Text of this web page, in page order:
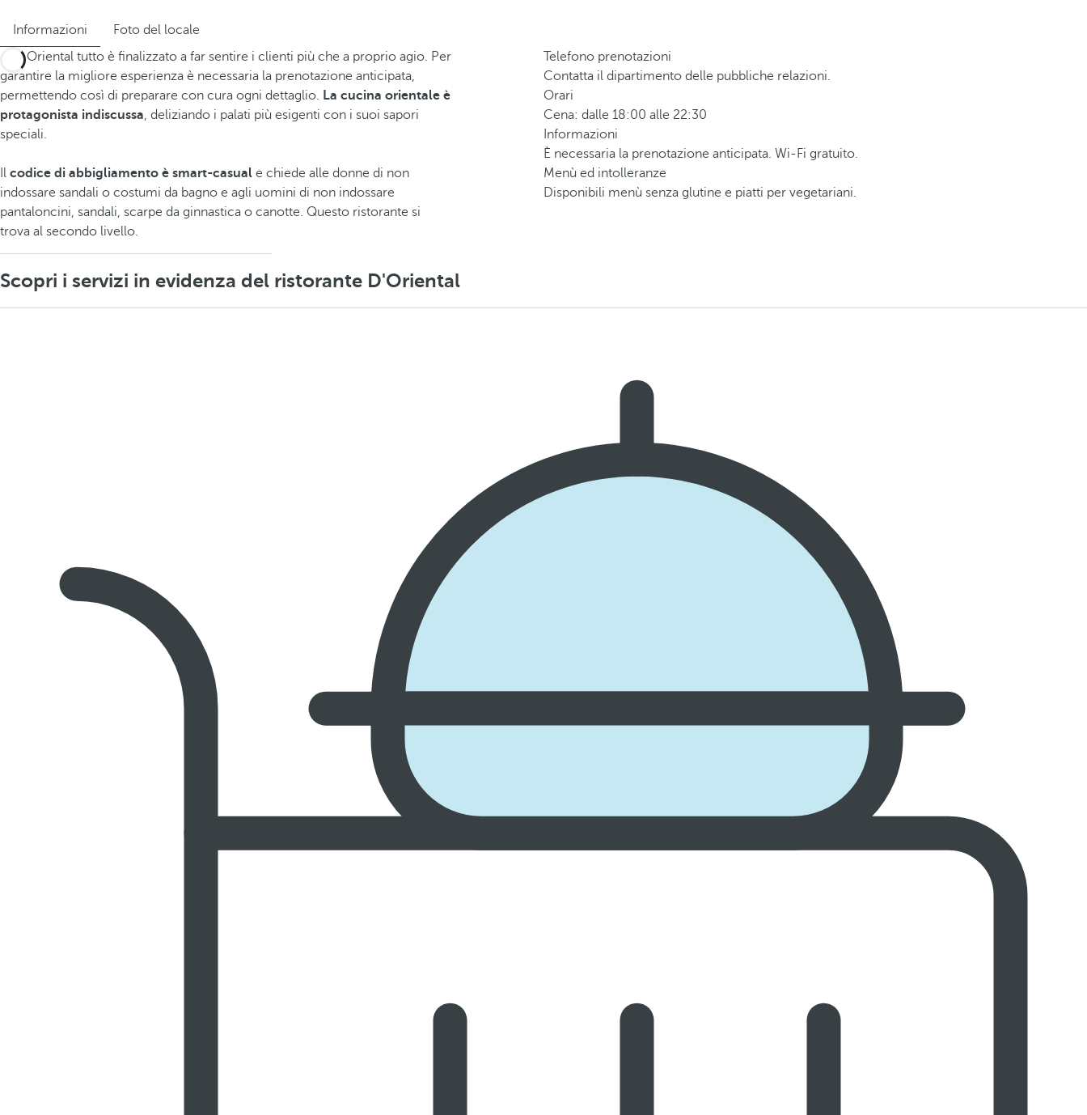
Informazioni
Foto del locale
Al D'Oriental tutto è finalizzato a far sentire i clienti più che a proprio agio. Per
garantire la migliore esperienza è necessaria la prenotazione anticipata,
permettendo così di preparare con cura ogni dettaglio. La cucina orientale è
protagonista indiscussa, deliziando i palati più esigenti con i suoi sapori
speciali.
Il codice di abbigliamento è smart-casual e chiede alle donne di non
indossare sandali o costumi da bagno e agli uomini di non indossare
pantaloncini, sandali, scarpe da ginnastica o canotte. Questo ristorante si
trova al secondo livello.
Telefono prenotazioni
Contatta il dipartimento delle pubbliche relazioni.
Orari
Cena: dalle 18:00 alle 22:30
Informazioni
È necessaria la prenotazione anticipata. Wi-Fi gratuito.
Menù ed intolleranze
Disponibili menù senza glutine e piatti per vegetariani.
Scopri i servizi in evidenza del ristorante D'Oriental